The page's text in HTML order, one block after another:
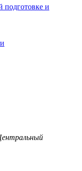
подготовке и